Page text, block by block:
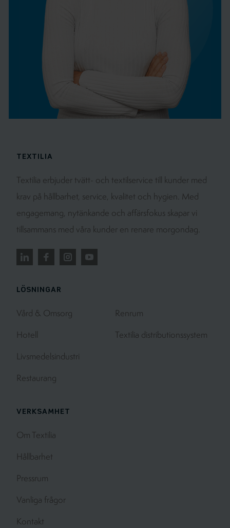
TEXTILIA
Textilia erbjuder tvätt- och textilservice till kunder med
krav på hållbarhet, service, kvalitet och hygien. Med
engagemang, nytänkande och affärsfokus skapar vi
tillsammans med våra kunder en renare morgondag.
LÖSNINGAR
Vård & Omsorg
Hotell
Livsmedelsindustri
Restaurang
Renrum
Textilia distributionssystem
VERKSAMHET
Om Textilia
Hållbarhet
Pressrum
Vanliga frågor
Kontakt